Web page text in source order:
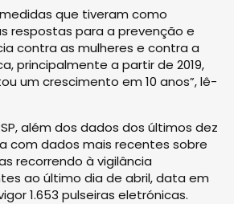
que tiveram como
respostas para a prevenção e
contra as mulheres e contra a
principalmente a partir de 2019,
um crescimento em 10 anos”, lê-
além dos dados dos últimos dez
com dados mais recentes sobre
recorrendo à vigilância
ao último dia de abril, data em
1.653 pulseiras eletrónicas.